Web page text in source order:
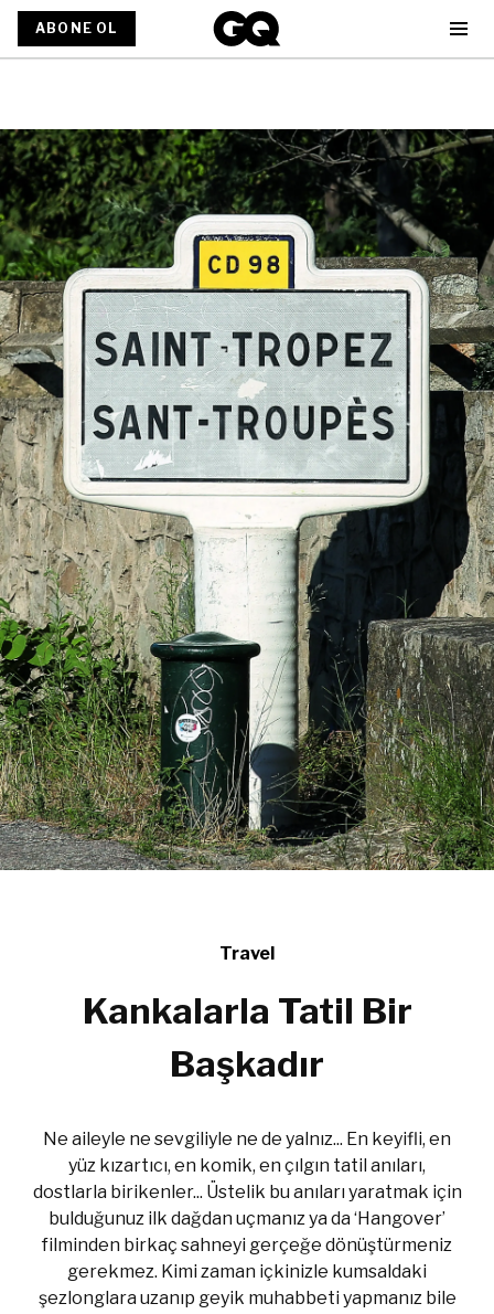
ABONE OL
Travel
Kankalarla Tatil Bir
Başkadır
Ne aileyle ne sevgiliyle ne de yalnız... En keyifli, en
yüz kızartıcı, en komik, en çılgın tatil anıları,
dostlarla birikenler... Üstelik bu anıları yaratmak için
bulduğunuz ilk dağdan uçmanız ya da ‘Hangover’
filminden birkaç sahneyi gerçeğe dönüştürmeniz
gerekmez. Kimi zaman içkinizle kumsaldaki
şezlonglara uzanıp geyik muhabbeti yapmanız bile